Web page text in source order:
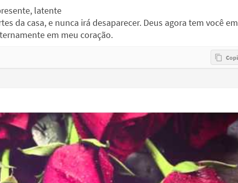
latente
da casa, e nunca irá desaparecer. Deus agora tem você em
em meu coração.